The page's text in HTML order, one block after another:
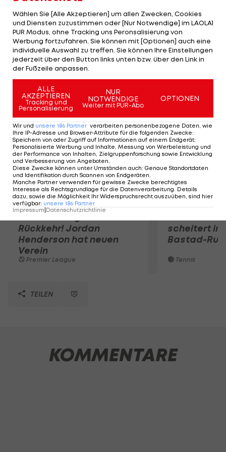
Schweizer Fußballer bezahlt. Inler erhält bei
Napoli, das ÖFB-Stürmer Erwin Hoffer an Frankfurt
ausleiht, einen Fünfjahres-Vertrag, der dem 27-
Jährigen per anno 2,69 Millionen Euro einbringen
soll.
Mehr zum Thema
Rückkehr! Jordan
Henderson hat neuen
Verein
Premier League
scheitert in
Bastad-
Tennis
TEILEN
KOMMENTARE
Wählen Sie [Alle Akzeptieren] um allen Zwecken, Cookies
und Diensten zuzustimmen oder [Nur Notwendige] im LAOLA1
PUR Modus, ohne Tracking uns Peronsalisierung von
Werbung fortzufahren. Sie können mit [Optionen] auch eine
individuelle Auswahl zu treffen. Sie können Ihre Einstellungen
jederzeit über den Button links unten bzw. über den Link in
der Fußzeile anpassen.
ALLE
AKZEPTIEREN
Tracking und
Personalisierung
NUR
NOTWENDIGE
Weiter mit PUR-Abo
OPTIONEN
Wir und unsere 186 Partner verarbeiten personenbezogene Daten, wie
Ihre IP-Adresse und Browser-Attribute für die folgenden Zwecke:
Speichern von oder Zugriff auf Informationen auf einem Endgerät;
Personalisierte Werbung und Inhalte, Messung von Werbeleistung und
der Performance von Inhalten, Zielgruppenforschung sowie Entwicklung
und Verbesserung von Angeboten.
Diese Zwecke können unter Umständen auch: Genaue Standortdaten
und Identifikation durch Scannen von Endgeräten.
Manche Partner verwenden für gewisse Zwecke berechtigtes
Interesse als Rechtsgrundlage für die Datenverarbeitung. Details
dazu, sowie die Möglichkeit Ihr Widerspruchsrecht auszuüben, sind hier
verfügbar: unsere 186 Partner
Impressum Datenschutzrichtlinie